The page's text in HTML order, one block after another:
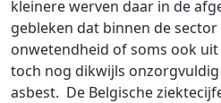
kleinere werven daar in de
gebleken dat binnen de
onwetendheid of soms ook
toch nog dikwijls
asbest. De Belgische